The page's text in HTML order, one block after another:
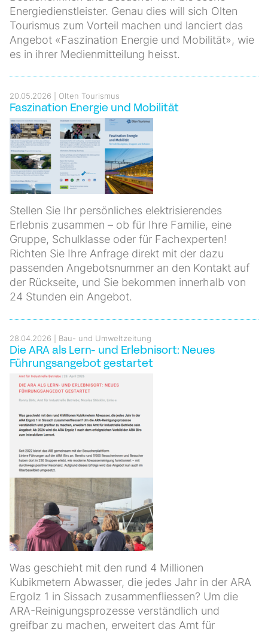
Energiedienstleister. Genau dies will sich Olten
Tourismus zum Vorteil machen und lanciert das
Angebot «Faszination Energie und Mobilität», wie
es in ihrer Medienmitteilung heisst.
20.05.2026 Olten Tourismus
Faszination Energie und Mobilität
Stellen Sie Ihr persönliches elektrisierendes
Erlebnis zusammen – ob für Ihre Familie, eine
Gruppe, Schulklasse oder für Fachexperten!
Richten Sie Ihre Anfrage direkt mit der dazu
passenden Angebotsnummer an den Kontakt auf
der Rückseite, und Sie bekommen innerhalb von
24 Stunden ein Angebot.
28.04.2026 Bau- und Umweltzeitung
Die ARA als Lern- und Erlebnisort: Neues
Führungsangebot gestartet
Was geschieht mit den rund 4 Millionen
Kubikmetern Abwasser, die jedes Jahr in der ARA
Ergolz 1 in Sissach zusammenfliessen? Um die
ARA-Reinigungsprozesse verständlich und
greifbar zu machen, erweitert das Amt für